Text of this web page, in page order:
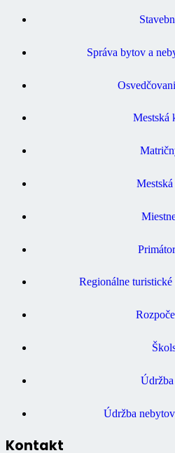
Správa bytov a
Mestská
Regionálne
Údržba
Kontakt